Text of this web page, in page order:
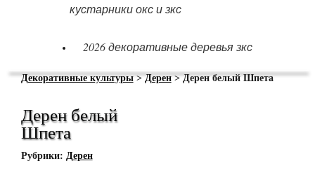
кустарники окс и зкс
2026 декоративные деревья зкс
Декоративные культуры>Дерен> Дерен белый Шпета
Дерен белый
Шпета
Рубрики: Дерен